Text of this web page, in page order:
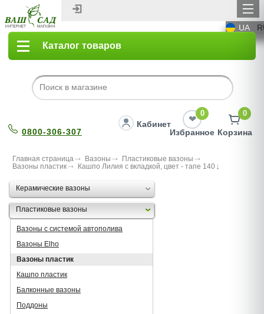
UA
Каталог товаров
0800-306-307
Кабинет
0
Избранное
0
Корзина
Главная страница Вазоны
Пластиковые вазоны
Вазоны пластик
Кашпо Лилия с вкладкой, цвет - тапе 140
Керамические вазоны
Пластиковые вазоны
Вазоны с системой автополива
Вазоны Elho
Вазоны пластик
Кашпо пластик
Балконные вазоны
Поддоны